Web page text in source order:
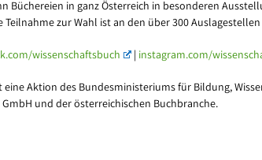
Büchereien in ganz Österreich in besonderen
zur Wahl ist an den über 300
wissenschaftsbuch | instagram.com/
eine Aktion des Bundesministeriums für Bildung,
und der österreichischen Buchbranche.